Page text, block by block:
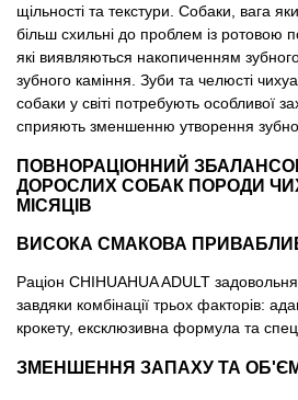
щільності та текстури. Собаки, вага
більш схильні до проблем із ротовою
які виявляються накопиченням
зубного каміння. Зуби та челюсті
собаки у світі потребують особливої
сприяють зменшенню утворення
ПОВНОРАЦІОННИЙ
ДОРОСЛИХ СОБАК ПОРОДИ
МІСЯЦІВ
ВИСОКА СМАКОВА
Раціон CHIHUAHUA ADULT
завдяки комбінації трьох факторів:
крокету, ексклюзивна формула та
ЗМЕНШЕННЯ ЗАПАХУ ТА